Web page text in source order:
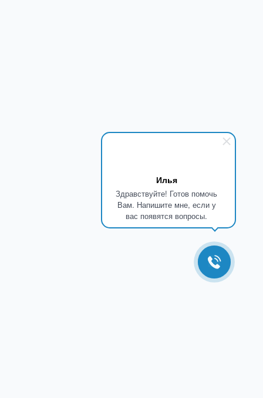
Илья
Здравствуйте! Готов помочь
Вам. Напишите мне, если у
вас появятся вопросы.